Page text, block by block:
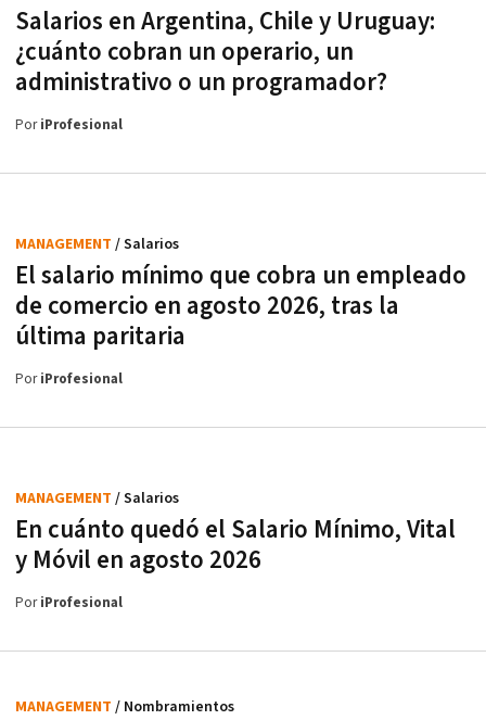
Salarios en Argentina, Chile y Uruguay:
¿cuánto cobran un operario, un
administrativo o un programador?
PoriProfesional
El salario mínimo que cobra un empleado
de comercio en agosto 2026, tras la
última paritaria
MANAGEMENT / Salarios
PoriProfesional
En cuánto quedó el Salario Mínimo, Vital
y Móvil en agosto 2026
MANAGEMENT / Salarios
PoriProfesional
MANAGEMENT / Nombramientos